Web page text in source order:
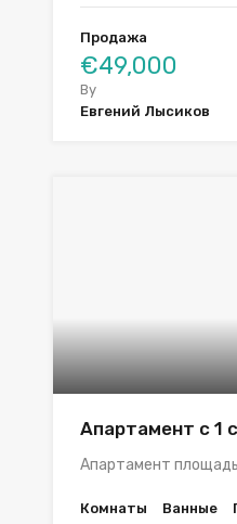
Продажа
€49,000
By
Евгений Лысиков
Апартамент с 1
Апартамент
Комнаты Ванные